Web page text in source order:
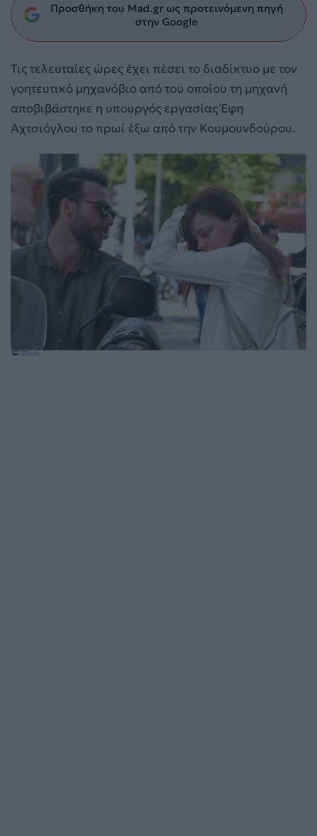
Προσθήκη του Mad.gr ως προτεινόμενη πηγή
στην Google
Τις τελευταίες ώρες έχει πέσει το διαδίκτυο με τον
γοητευτικό μηχανόβιο από του οποίου τη μηχανή
αποβιβάστηκε η υπουργός εργασίας Έφη
Αχτσιόγλου το πρωί έξω από την Κουμουνδούρου.